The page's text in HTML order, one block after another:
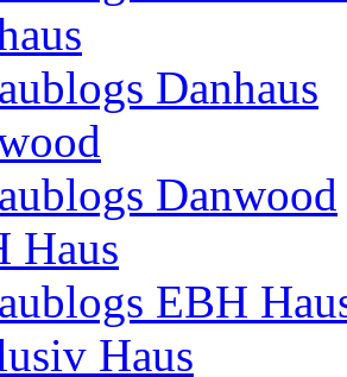
Danhaus
Danwood
Haus
EBH
Haus